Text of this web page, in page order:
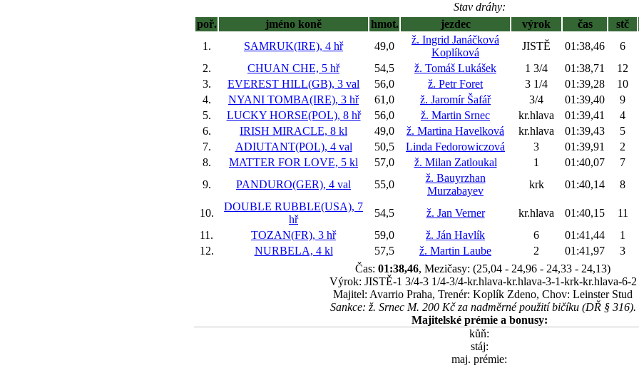
Stav dráhy:
poř.
jméno koně hmot. jezdec výrok čas stč
1.
SAMRUK(IRE), 4 hř 49,0
ž. Ingrid Janáčková
Koplíková
JISTĚ 01:38,46 6
2.
CHUAN CHE, 5 hř 54,5 ž. Tomáš Lukášek 1 3/4 01:38,71 12
3.
EVEREST HILL(GB), 3 val 56,0 ž. Petr Foret 3 1/4 01:39,28 10
4.
NYANI TOMBA(IRE), 3 hř 61,0 ž. Jaromír Šafář 3/4 01:39,40 9
5.
LUCKY HORSE(POL), 8 hř 56,0 ž. Martin Srnec kr.hlava 01:39,41 4
6.
IRISH MIRACLE, 8 kl 49,0 ž. Martina Havelková kr.hlava 01:39,43 5
7.
ADIUTANT(POL), 4 val 50,5 Linda Fedorowiczová 3 01:39,91 2
8.
MATTER FOR LOVE, 5 kl 57,0 ž. Milan Zatloukal 1 01:40,07 7
9.
PANDURO(GER), 4 val 55,0
ž. Bauyrzhan
Murzabayev
krk 01:40,14 8
10.
DOUBLE RUBBLE(USA), 7
hř
54,5 ž. Jan Verner kr.hlava 01:40,15 11
11.
TOZAN(FR), 3 hř 59,0 ž. Ján Havlík 6 01:41,44 1
12.
NURBELA, 4 kl 57,5 ž. Martin Laube 2 01:41,97 3
Čas: 01:38,46, Mezičasy: (25,04 - 24,96 - 24,33 - 24,13)
Výrok: JISTĚ-1 3/4-3 1/4-3/4-kr.hlava-kr.hlava-3-1-krk-kr.hlava-6-2
Majitel: Avarrio Praha, Trenér: Koplík Zdeno, Chov: Leinster Stud
Sankce: ž. Srnec M. 200 Kč za nadměrné použití bičíku (DŘ § 316).
Majitelské prémie a bonusy:
kůň:
stáj:
maj. prémie: